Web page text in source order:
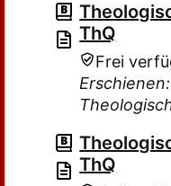
ThQ
Frei
ThQ